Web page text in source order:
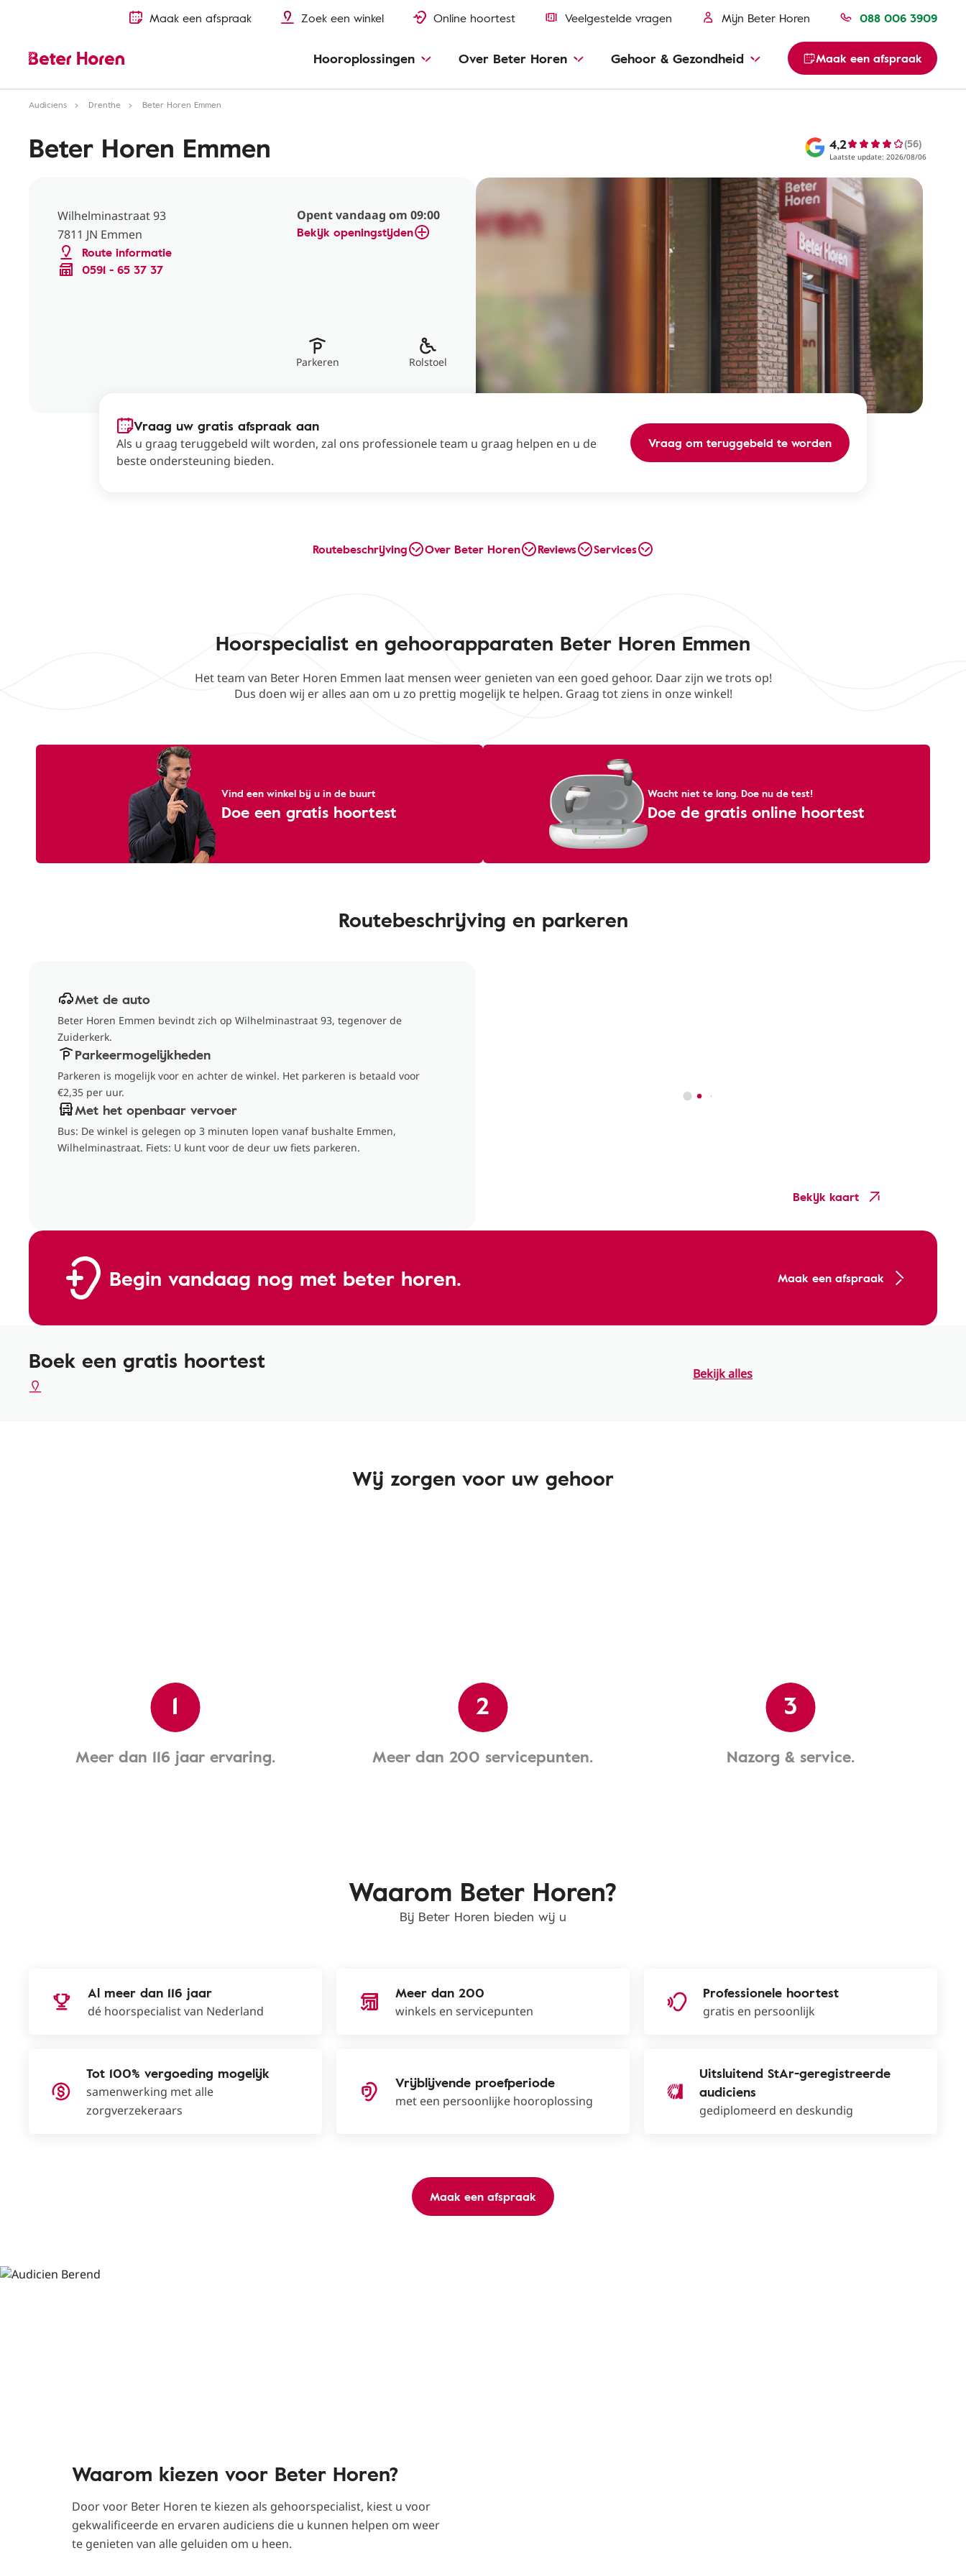
Maak een afspraak Zoek een winkel Online hoortest Veelgestelde vragen Mijn Beter Horen 088 006 3909
Hooroplossingen Over Beter Horen Gehoor & Gezondheid Maak een afspraak
Audiciens Drenthe Beter Horen Emmen
Beter Horen Emmen 4,2 (56)
Laatste update: 2026/08/06
Wilhelminastraat 93
7811 JN Emmen
Route informatie
0591 - 65 37 37
Opent vandaag om 09:00
Bekijk openingstijden
Parkeren Rolstoel
Vraag uw gratis afspraak aan
Als u graag teruggebeld wilt worden, zal ons professionele team u graag helpen en u de
beste ondersteuning bieden.
Vraag om teruggebeld te worden
Routebeschrijving Over Beter Horen Reviews Services
Hoorspecialist en gehoorapparaten Beter Horen Emmen
Het team van Beter Horen Emmen laat mensen weer genieten van een goed gehoor. Daar zijn we trots op!
Dus doen wij er alles aan om u zo prettig mogelijk te helpen. Graag tot ziens in onze winkel!
Vind een winkel bij u in de buurt
Doe een gratis hoortest
Wacht niet te lang. Doe nu de test!
Doe de gratis online hoortest
Routebeschrijving en parkeren
Met de auto
Beter Horen Emmen bevindt zich op Wilhelminastraat 93, tegenover de
Zuiderkerk.
Parkeermogelijkheden
Parkeren is mogelijk voor en achter de winkel. Het parkeren is betaald voor
€2,35 per uur.
Met het openbaar vervoer
Bus: De winkel is gelegen op 3 minuten lopen vanaf bushalte Emmen,
Wilhelminastraat. Fiets: U kunt voor de deur uw fiets parkeren.
Bekijk kaart
Begin vandaag nog met beter horen. Maak een afspraak
Boek een gratis hoortest Bekijk alles
Wij zorgen voor uw gehoor
1
Meer dan 116 jaar ervaring.
2
Meer dan 200 servicepunten.
3
Nazorg & service.
Waarom Beter Horen?
Bij Beter Horen bieden wij u
Al meer dan 116 jaar
dé hoorspecialist van Nederland
Meer dan 200
winkels en servicepunten
Professionele hoortest
gratis en persoonlijk
Tot 100% vergoeding mogelijk
samenwerking met alle
zorgverzekeraars
Vrijblijvende proefperiode
met een persoonlijke hooroplossing
Uitsluitend StAr-geregistreerde
audiciens
gediplomeerd en deskundig
Maak een afspraak
Waarom kiezen voor Beter Horen?
Door voor Beter Horen te kiezen als gehoorspecialist, kiest u voor
gekwalificeerde en ervaren audiciens die u kunnen helpen om weer
te genieten van alle geluiden om u heen.